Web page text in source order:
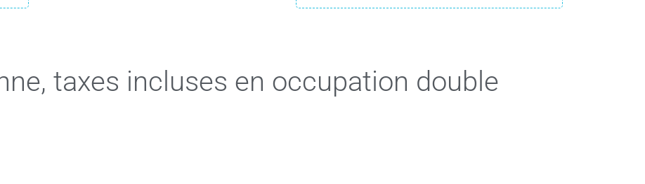
taxes incluses en occupation double